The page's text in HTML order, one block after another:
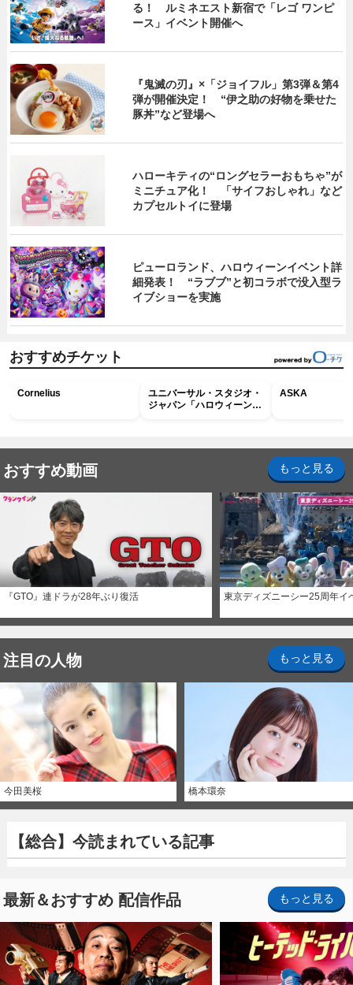
る！ ルミネエスト新宿で「レゴ ワンピ
ース」イベント開催へ
『鬼滅の刃』×「ジョイフル」第3弾＆第4
弾が開催決定！ “伊之助の好物を乗せた
豚丼”など登場へ
ハローキティの“ロングセラーおもちゃ”が
ミニチュア化！ 「サイフおしゃれ」など
カプセルトイに登場
ピューロランド、ハロウィーンイベント詳
細発表！ “ラブブ”と初コラボで没入型ラ
イブショーを実施
おすすめチケット
Cornelius
ユニバーサル・スタジオ・
ジャパン「ハロウィーン・
ASKA
おすすめ動画 もっと見る
『GTO』連ドラが28年ぶり復活 東京ディズニーシー25周年イ
注目の人物 もっと見る
今田美桜 橋本環奈
【総合】今読まれている記事
最新＆おすすめ 配信作品 もっと見る